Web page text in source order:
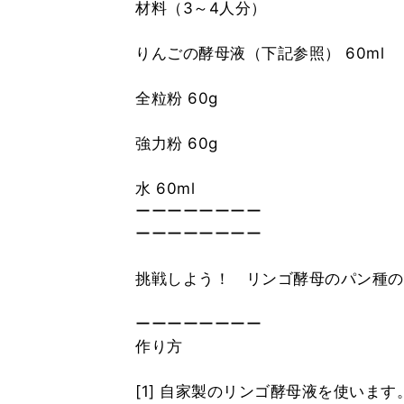
材料（3～4人分）
りんごの酵母液（下記参照） 60ml
全粒粉 60g
強力粉 60g
水 60ml
ーーーーーーーー
ーーーーーーーー
挑戦しよう！ リンゴ酵母のパン種
ーーーーーーーー
作り方
[1] 自家製のリンゴ酵母液を使います。